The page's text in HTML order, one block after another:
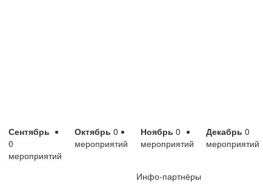
Сентябрь
0
мероприятий
Октябрь 0
мероприятий
Ноябрь 0
мероприятий
Декабрь 0
мероприятий
Инфо-партнёры